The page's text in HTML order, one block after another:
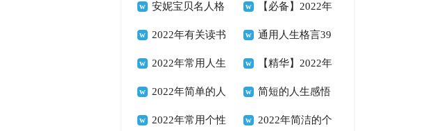
汇总100句精选 书的格言汇编54句
安妮宝贝名人格
言说说（通用90
句）
【必备】2022年
励志座右铭合集68
句
2022年有关读书
的格言合集84句
通用人生格言39
句
2022年常用人生
格言警句锦集40句
【精华】2022年
人生格言座右铭集合
95句
2022年简单的人
生励志座右铭锦集
简短的人生感悟
格言66句
2022年常用个性 2022年简洁的个